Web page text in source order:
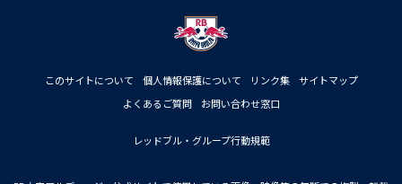
このサイトについて 個人情報保護について リンク集
サイトマップ
よくあるご質問
お問い合わせ窓口
レッドブル・グループ行動規範